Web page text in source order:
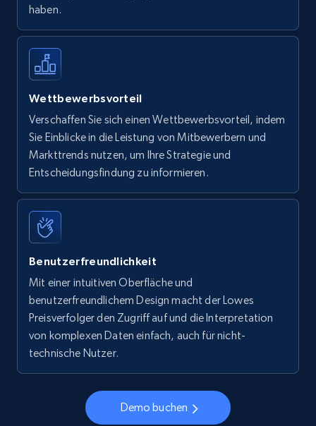
haben.
Wettbewerbsvorteil
Verschaffen Sie sich einen Wettbewerbsvorteil, indem
Sie Einblicke in die Leistung von Mitbewerbern und
Markttrends nutzen, um Ihre Strategie und
Entscheidungsfindung zu informieren.
Benutzerfreundlichkeit
Mit einer intuitiven Oberfläche und
benutzerfreundlichem Design macht der Lowes
Preisverfolger den Zugriff auf und die Interpretation
von komplexen Daten einfach, auch für nicht-
technische Nutzer.
Demo buchen